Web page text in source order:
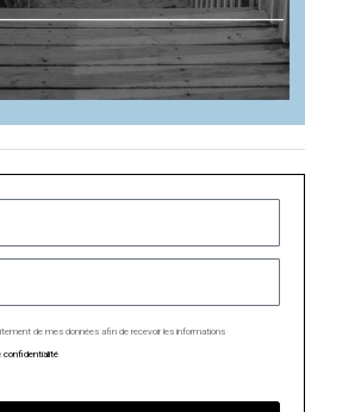
de mes données afin de recevoir les informations
confidentialité